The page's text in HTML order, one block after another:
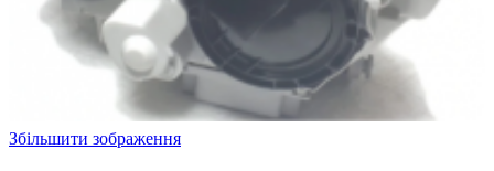
Збільшити зображення